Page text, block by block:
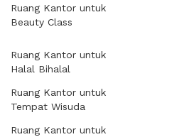
Ruang Kantor untuk
Beauty Class
Ruang Kantor untuk
Halal Bihalal
Ruang Kantor untuk
Tempat Wisuda
Ruang Kantor untuk